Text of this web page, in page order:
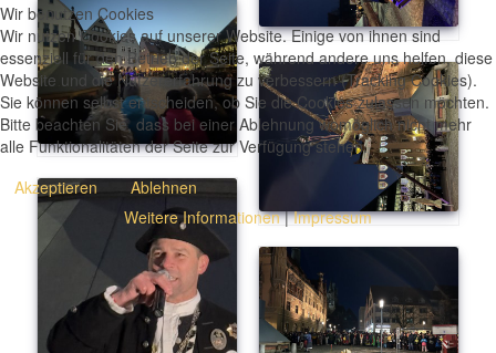
Wir benutzen Cookies
Wir nutzen Cookies auf unserer Website. Einige von ihnen sind
essenziell für den Betrieb der Seite, während andere uns helfen, diese
Website und die Nutzererfahrung zu verbessern (Tracking Cookies).
Sie können selbst entscheiden, ob Sie die Cookies zulassen möchten.
Bitte beachten Sie, dass bei einer Ablehnung womöglich nicht mehr
alle Funktionalitäten der Seite zur Verfügung stehen.
Akzeptieren
Ablehnen
Weitere Informationen|Impressum